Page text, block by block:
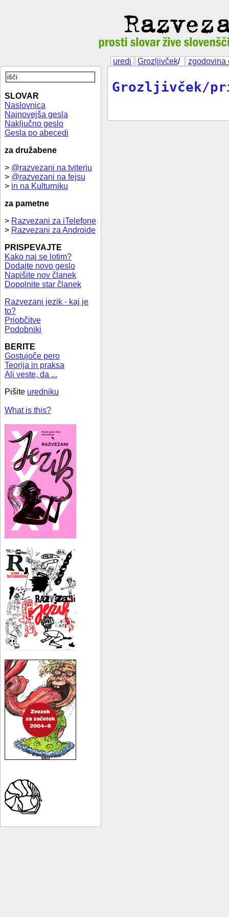
uredi Grozljivček/ zgodovina
SLOVAR
Naslovnica
Najnovejša gesla
Naključno geslo
Gesla po abecedi
za družabene
> @razvezani na tviterju
> @razvezani na fejsu
> in na Kulturniku
za pametne
> Razvezani za iTelefone
> Razvezani za Androide
PRISPEVAJTE
Kako naj se lotim?
Dodajte novo geslo
Napišite nov članek
Dopolnite star članek
Razvezani jezik - kaj je
to?
Priobčitve
Podobniki
BERITE
Gostujoče pero
Teorija in praksa
Ali veste, da ...
Pišite uredniku
What is this?
Grozljivček/